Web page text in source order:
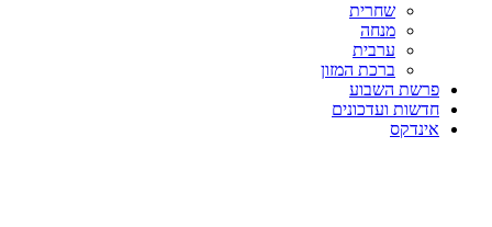
שחרית
מנחה
ערבית
ברכת המזון
פרשת השבוע
חדשות ועדכונים
אינדקס